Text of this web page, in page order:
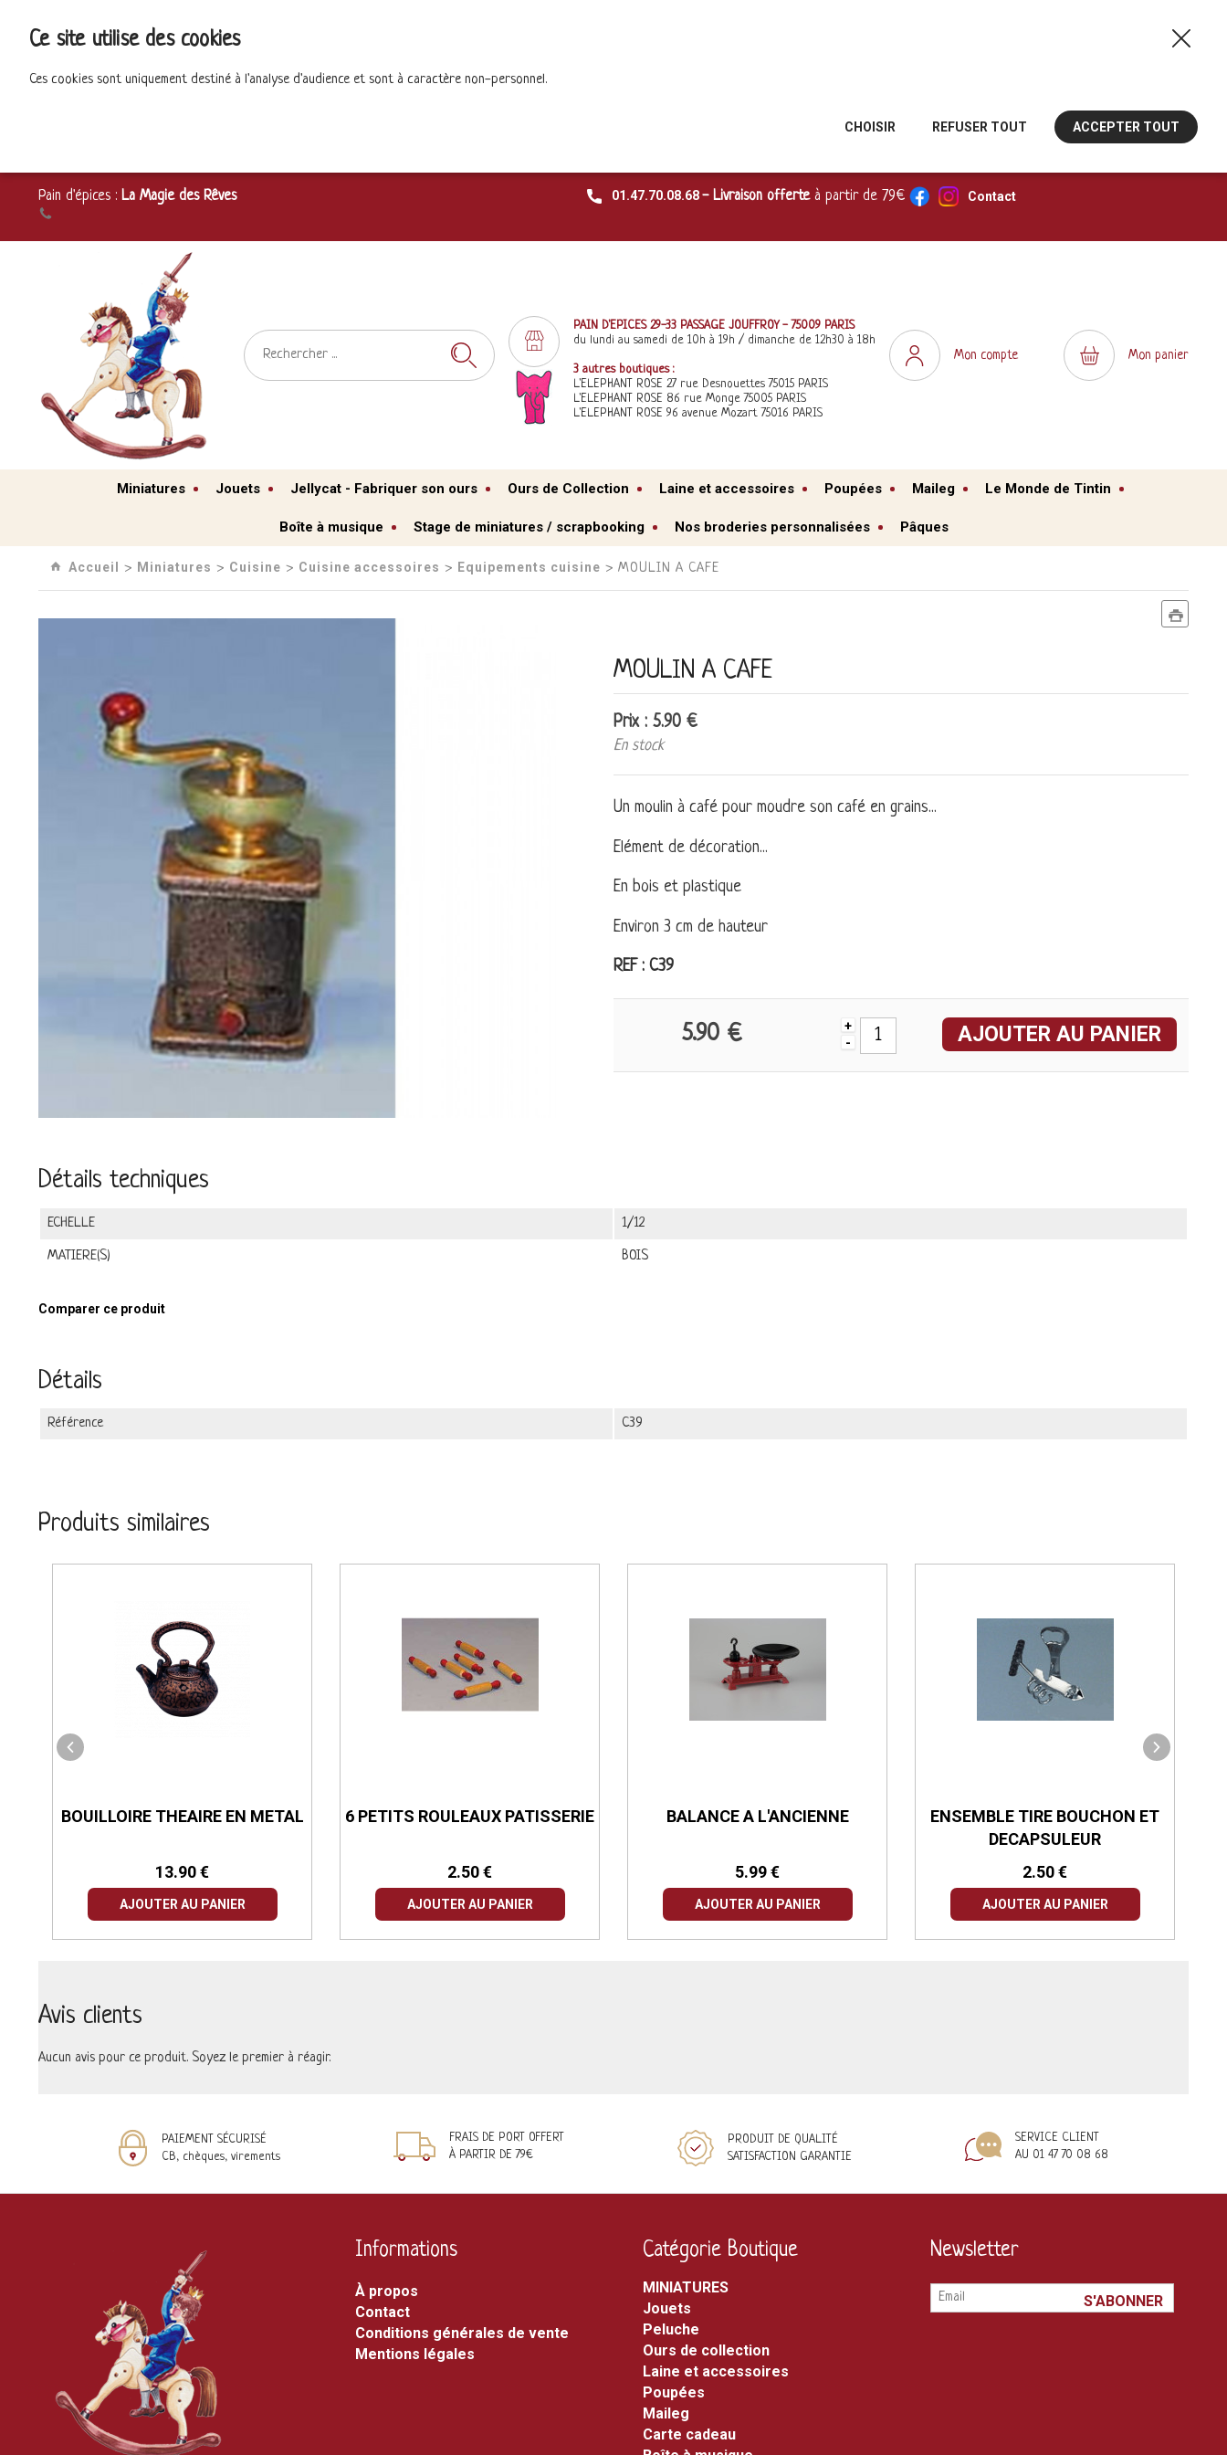
Pain d'épices : La Magie des Rêves 01.47.70.08.68- Livraison offerte à partir de 79€ Contact
PAIN D'EPICES 29-33 PASSAGE JOUFFROY - 75009 PARIS
du lundi au samedi de 10h à 19h / dimanche de 12h30 à 18h
3 autres boutiques :
L'ELEPHANT ROSE 27 rue Desnouettes 75015 PARIS
L'ELEPHANT ROSE 86 rue Monge 75005 PARIS
L'ELEPHANT ROSE 96 avenue Mozart 75016 PARIS
Mon compte Mon panier
Miniatures Jouets Jellycat - Fabriquer son ours Ours de Collection Laine et accessoires Poupées Maileg Le Monde de Tintin
Boîte à musique Stage de miniatures / scrapbooking Nos broderies personnalisées Pâques
Accueil › Miniatures › Cuisine › Cuisine accessoires › Equipements cuisine › MOULIN A CAFE
MOULIN A CAFE
Prix : 5.90 €
En stock
Un moulin à café pour moudre son café en grains...
Elément de décoration...
En bois et plastique
Environ 3 cm de hauteur
REF : C39
5.90 €
+
-
AJOUTER AU PANIER
Détails techniques
ECHELLE 1/12
MATIERE(S) BOIS
Comparer ce produit
Détails
Référence C39
Produits similaires
BOUILLOIRE THEAIRE EN METAL
13.90 €
AJOUTER AU PANIER
6 PETITS ROULEAUX PATISSERIE
2.50 €
AJOUTER AU PANIER
BALANCE A L'ANCIENNE
5.99 €
AJOUTER AU PANIER
ENSEMBLE TIRE BOUCHON ET
DECAPSULEUR
2.50 €
AJOUTER AU PANIER
Avis clients
Aucun avis pour ce produit. Soyez le premier à réagir.
PAIEMENT SÉCURISÉ
CB, chèques, virements
FRAIS DE PORT OFFERT
À PARTIR DE 79€
PRODUIT DE QUALITÉ
SATISFACTION GARANTIE
SERVICE CLIENT
AU 01 47 70 08 68
Informations
À propos
Contact
Conditions générales de vente
Mentions légales
Catégorie Boutique
MINIATURES
jouets
peluche
ours de collection
laine et accessoires
poupées
maileg
carte cadeau
Newsletter
Ce site utilise des cookies
Ces cookies sont uniquement destiné à l'analyse d'audience et sont à caractère non-personnel.
CHOISIR REFUSER TOUT ACCEPTER TOUT